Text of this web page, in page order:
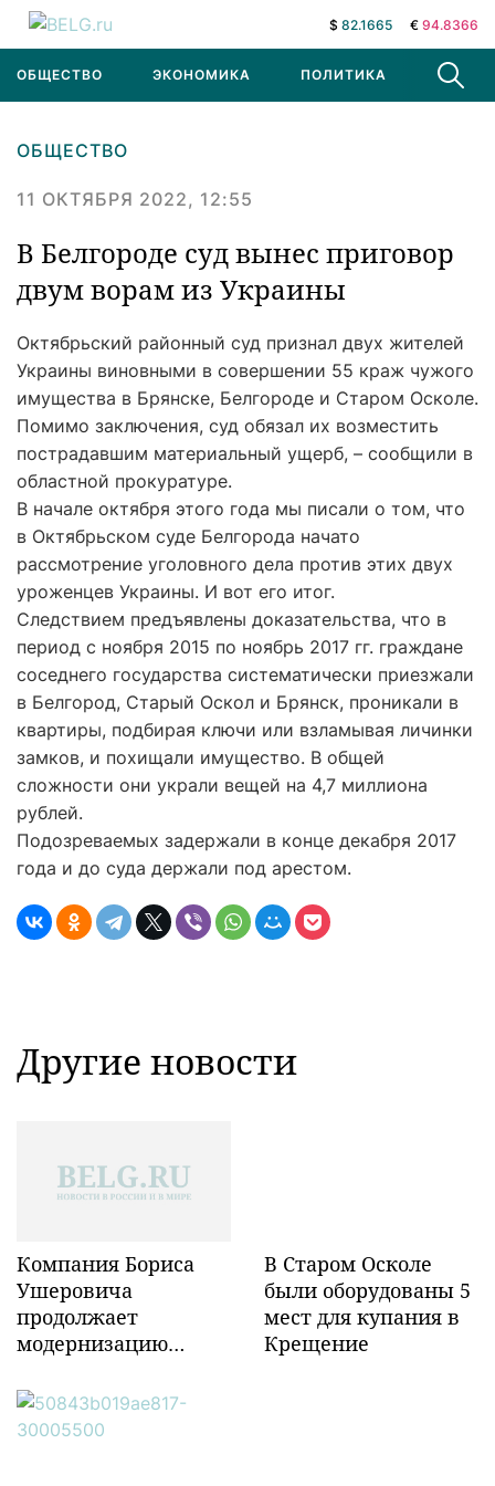
$ 82.1665 € 94.8366
ОБЩЕСТВО ЭКОНОМИКА ПОЛИТИКА В МИРЕ
ОБЩЕСТВО
11 ОКТЯБРЯ 2022, 12:55
В Белгороде суд вынес приговор
двум ворам из Украины
Октябрьский районный суд признал двух жителей
Украины виновными в совершении 55 краж чужого
имущества в Брянске, Белгороде и Старом Осколе.
Помимо заключения, суд обязал их возместить
пострадавшим материальный ущерб, – сообщили в
областной прокуратуре.
В начале октября этого года мы писали о том, что
в Октябрьском суде Белгорода начато
рассмотрение уголовного дела против этих двух
уроженцев Украины. И вот его итог.
Следствием предъявлены доказательства, что в
период с ноября 2015 по ноябрь 2017 гг. граждане
соседнего государства систематически приезжали
в Белгород, Старый Оскол и Брянск, проникали в
квартиры, подбирая ключи или взламывая личинки
замков, и похищали имущество. В общей
сложности они украли вещей на 4,7 миллиона
рублей.
Подозреваемых задержали в конце декабря 2017
года и до суда держали под арестом.
Другие новости
Компания Бориса
Ушеровича
продолжает
модернизацию
инфраструктуры в
Забайкалье
В Старом Осколе
были оборудованы 5
мест для купания в
Крещение